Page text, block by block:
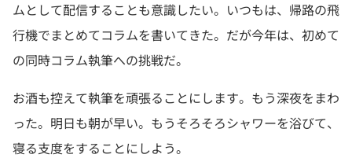
ムとして配信することも意識したい。いつもは、帰路の飛
行機でまとめてコラムを書いてきた。だが今年は、初めて
の同時コラム執筆への挑戦だ。
お酒も控えて執筆を頑張ることにします。もう深夜をまわ
った。明日も朝が早い。もうそろそろシャワーを浴びて、
寝る支度をすることにしよう。